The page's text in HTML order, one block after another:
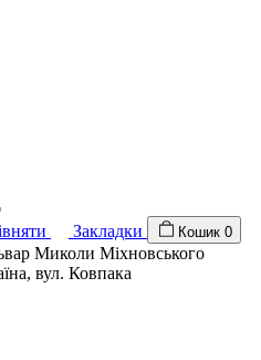
Закладки Кошик 0
Миколи Міхновського
вул. Ковпака